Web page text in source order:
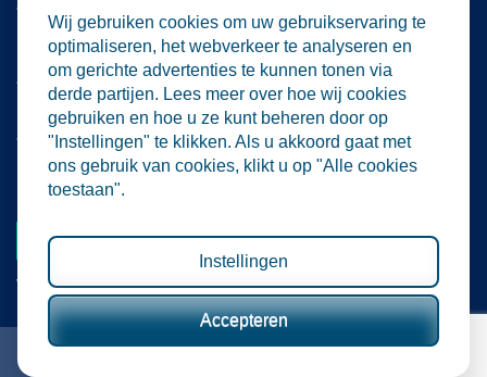
WaterProof Magazine
Nieuws
Activiteiten
Contact
Vacatures
Lid worden
Word nu lid
Volg ons
© Water Alliance | All rights reserved
Wij gebruiken cookies om uw gebruikservaring te
optimaliseren, het webverkeer te analyseren en
om gerichte advertenties te kunnen tonen via
derde partijen. Lees meer over hoe wij cookies
gebruiken en hoe u ze kunt beheren door op
"Instellingen" te klikken. Als u akkoord gaat met
ons gebruik van cookies, klikt u op "Alle cookies
toestaan".
Instellingen
Accepteren